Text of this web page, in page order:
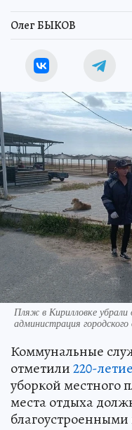
Олег БЫКОВ
Пляж в Кирилловке
администрация
Коммунальные
отметили220-
уборкой местного
места отдыха